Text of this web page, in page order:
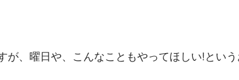
が、曜日や、こんなこともやってほしい!とい